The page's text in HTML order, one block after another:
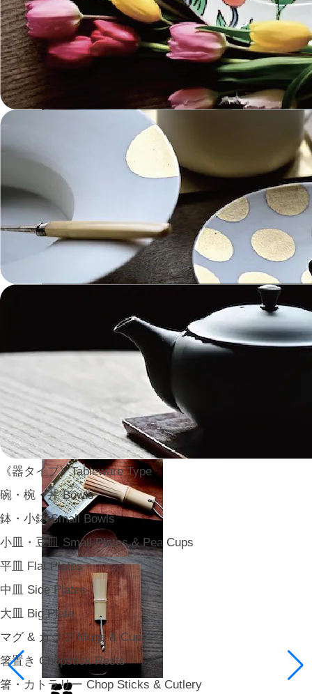
《器タイプ》Tableware Type
碗・椀・丼 Bowls
鉢・小鉢 Small Bowls
小皿・豆皿 Small Plates & Pea Cups
平皿 Flat Plates
中皿 Side Plates
大皿 Big Plate
マグ & カップ Mugs & Cups
箸置き Chopstick Rests
箸・カトラリー Chop Sticks & Cutlery